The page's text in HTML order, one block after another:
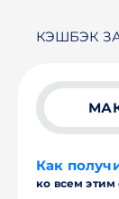
КЭШБЭК
Как
ко всем этим